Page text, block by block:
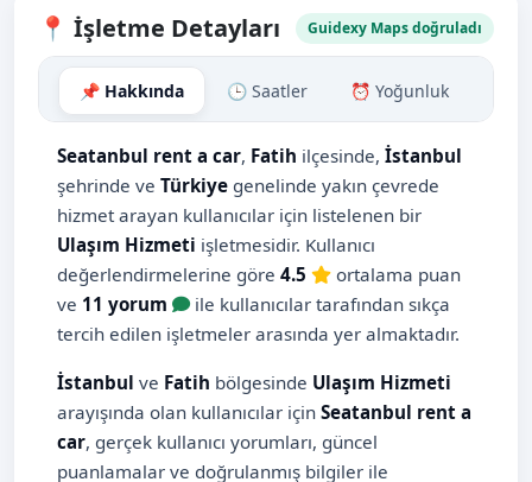
📍 İşletme Detayları Guidexy Maps doğruladı
📌 Hakkında 🕒 Saatler ⏰ Yoğunluk
Seatanbul rent a car, Fatih ilçesinde, İstanbul
şehrinde ve Türkiye genelinde yakın çevrede
hizmet arayan kullanıcılar için listelenen bir
Ulaşım Hizmeti işletmesidir. Kullanıcı
değerlendirmelerine göre 4.5
ortalama puan
ve 11 yorum
ile kullanıcılar tarafından sıkça
tercih edilen işletmeler arasında yer almaktadır.
İstanbul ve Fatih bölgesinde Ulaşım Hizmeti
arayışında olan kullanıcılar için Seatanbul rent a
car, gerçek kullanıcı yorumları, güncel
puanlamalar ve doğrulanmış bilgiler ile